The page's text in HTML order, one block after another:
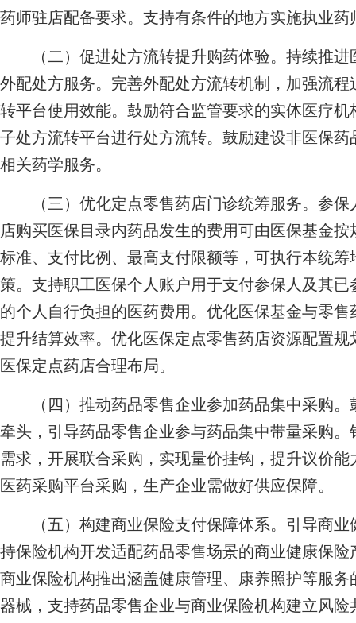
药师驻店配备要求。支持有条件的地方实施执业
（二）促进处方流转提升购药体验。持续推进
外配处方服务。完善外配处方流转机制，加强流
转平台使用效能。鼓励符合监管要求的实体医疗
子处方流转平台进行处方流转。鼓励建设非医保
相关药学服务。
（三）优化定点零售药店门诊统筹服务。参保
店购买医保目录内药品发生的费用可由医保基金
标准、支付比例、最高支付限额等，可执行本统
策。支持职工医保个人账户用于支付参保人及其
的个人自行负担的医药费用。优化医保基金与零
提升结算效率。优化医保定点零售药店资源配置
医保定点药店合理布局。
（四）推动药品零售企业参加药品集中采购。
牵头，引导药品零售企业参与药品集中带量采购
需求，开展联合采购，实现量价挂钩，提升议价
医药采购平台采购，生产企业需做好供应保障。
（五）构建商业保险支付保障体系。引导商业
持保险机构开发适配药品零售场景的商业健康保
商业保险机构推出涵盖健康管理、康养照护等服
器械，支持药品零售企业与商业保险机构建立风